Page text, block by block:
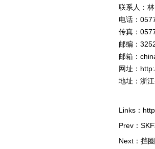
联系人：
电话：
传真：
邮编：
邮箱：
网址：
地址：浙
Links：
Prev：
Next： 挡